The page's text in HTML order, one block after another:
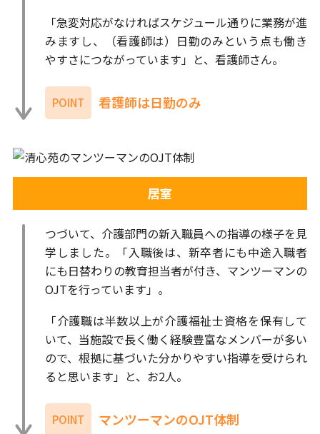
「急変対応がなければスケジュール通りに業務が進
みますし、（看護師は）日勤のみという点も働き
やすさにつながっています」と、看護師さん。
POINT 看護師は日勤のみ
居室
つづいて、介護部門の新入職員への指導の様子を見
学しました。「入職後は、新卒者にも中途入職者
にも日替わりの教育担当者が付き、マンツーマンの
OJTを行っています」。
「介護職は半数以上が介護福祉士資格を保有して
いて、当施設で長く働く経験豊富なメンバーが多い
ので、根拠に基づいた分かりやすい指導を受けられ
ると思います」と、お2人。
POINT マンツーマンのOJT体制